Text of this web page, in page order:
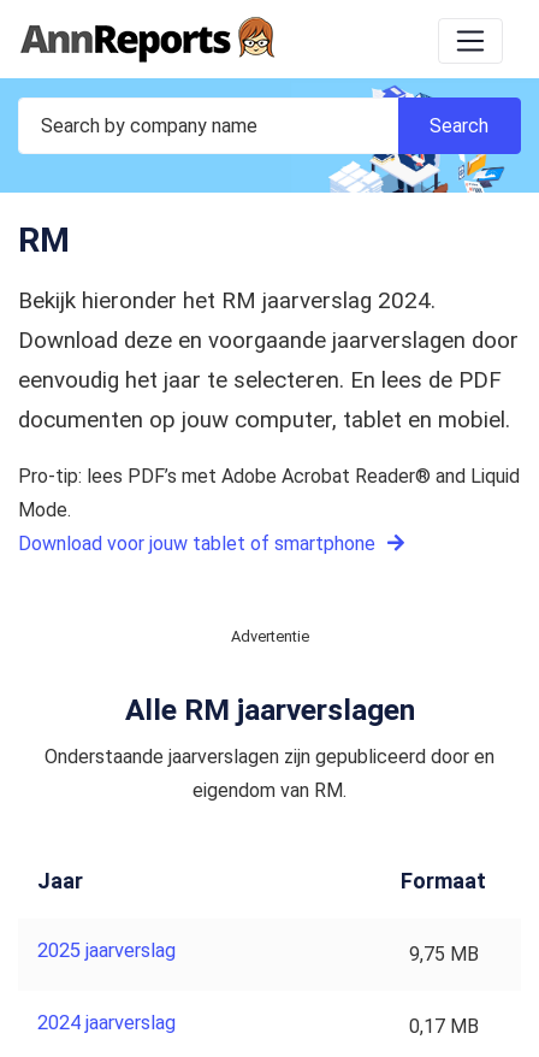
RM
Bekijk hieronder het RM jaarverslag 2024.
Download deze en voorgaande jaarverslagen door
eenvoudig het jaar te selecteren. En lees de PDF
documenten op jouw computer, tablet en mobiel.
Pro-tip: lees PDF’s met Adobe Acrobat Reader® and Liquid
Mode.
Download voor jouw tablet of smartphone
Advertentie
Alle RM jaarverslagen
Onderstaande jaarverslagen zijn gepubliceerd door en
eigendom van RM.
Jaar Formaat
2025 jaarverslag 9,75 MB
2024 jaarverslag 0,17 MB